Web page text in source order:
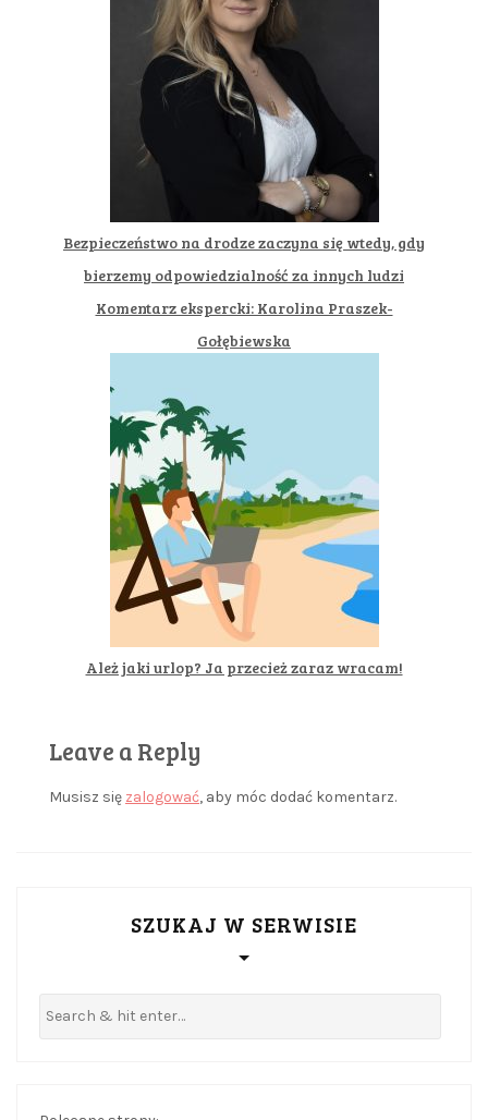
Bezpieczeństwo na drodze zaczyna się wtedy, gdy
bierzemy odpowiedzialność za innych ludzi
Komentarz ekspercki: Karolina Praszek-
Gołębiewska
Ależ jaki urlop? Ja przecież zaraz wracam!
Leave a Reply
Musisz się zalogować, aby móc dodać komentarz.
SZUKAJ W SERWISIE